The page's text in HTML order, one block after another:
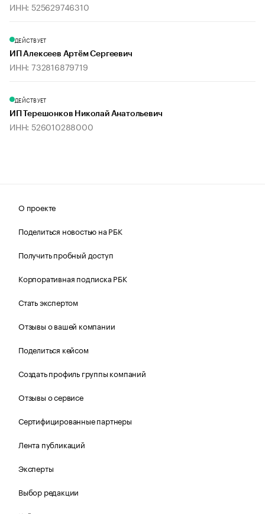
ИНН: 525629746310
ДЕЙСТВУЕТ
ИП Алексеев Артём Сергеевич
ИНН: 732816879719
ДЕЙСТВУЕТ
ИП Терешонков Николай Анатольевич
ИНН: 526010288000
О проекте
Поделиться новостью на РБК
Получить пробный доступ
Корпоративная подписка РБК
Стать экспертом
Отзывы о вашей компании
Поделиться кейсом
Создать профиль группы компаний
Отзывы о сервисе
Сертифицированные партнеры
Лента публикаций
Эксперты
Выбор редакции